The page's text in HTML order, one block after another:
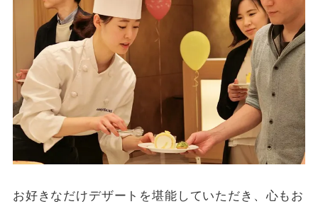
お好きなだけデザートを堪能していただき、心もお